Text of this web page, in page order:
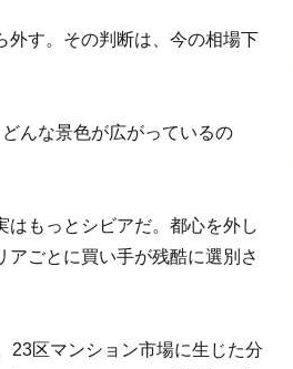
外す。その判断は、今の相場下
んな景色が広がっているの
はもっとシビアだ。都心を外し
ごとに買い手が残酷に選別さ
23区マンション市場に生じた分